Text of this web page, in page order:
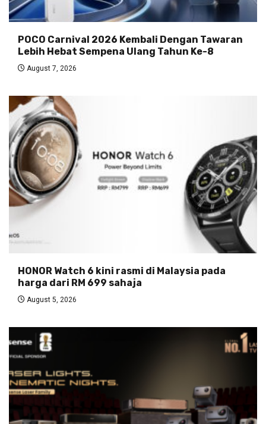
POCO Carnival 2026 Kembali Dengan Tawaran
Lebih Hebat Sempena Ulang Tahun Ke-8
August 7, 2026
HONOR Watch 6 kini rasmi di Malaysia pada
harga dari RM 699 sahaja
August 5, 2026